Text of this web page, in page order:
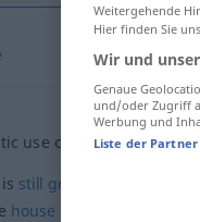
use only
is still good
house
Weitergehende
Hier finden Sie
Wir und
Genaue
und/oder Zugriff
Werbung und
Liste der